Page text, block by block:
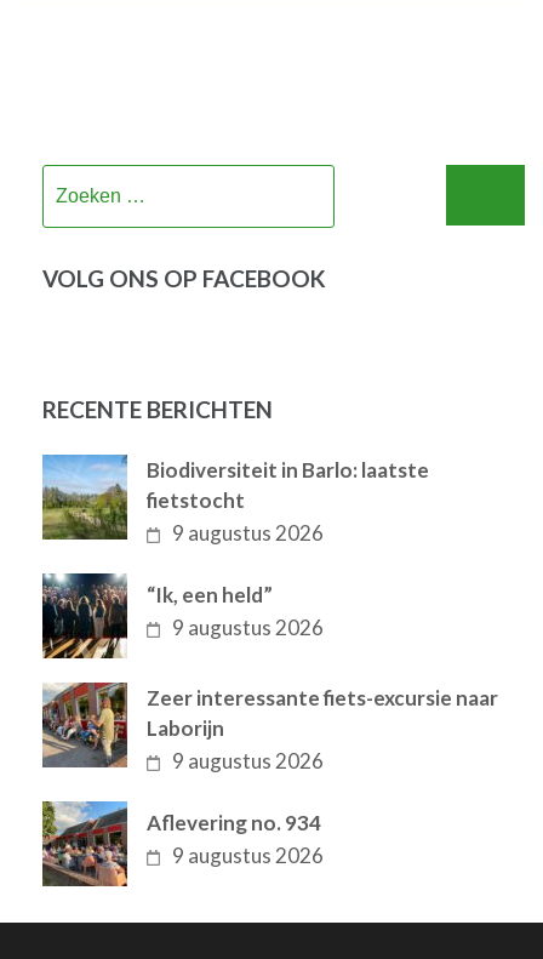
VOLG ONS OP FACEBOOK
RECENTE BERICHTEN
Biodiversiteit in Barlo: laatste
fietstocht
9 augustus 2026
“Ik, een held”
9 augustus 2026
Zeer interessante fiets-excursie naar
Laborijn
9 augustus 2026
Aflevering no. 934
9 augustus 2026